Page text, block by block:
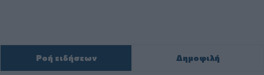
Ροή ειδήσεων Δημοφιλή